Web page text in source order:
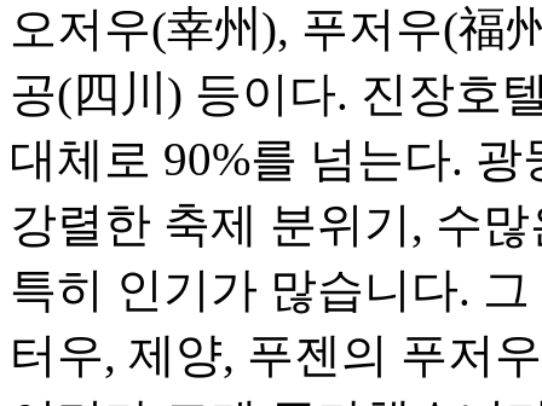
오저우(幸州), 푸저우(福
공(四川) 등이다. 진장호
대체로 90%를 넘는다.
강렬한 축제 분위기, 수
특히 인기가 많습니다.
터우, 제양, 푸젠의 푸저